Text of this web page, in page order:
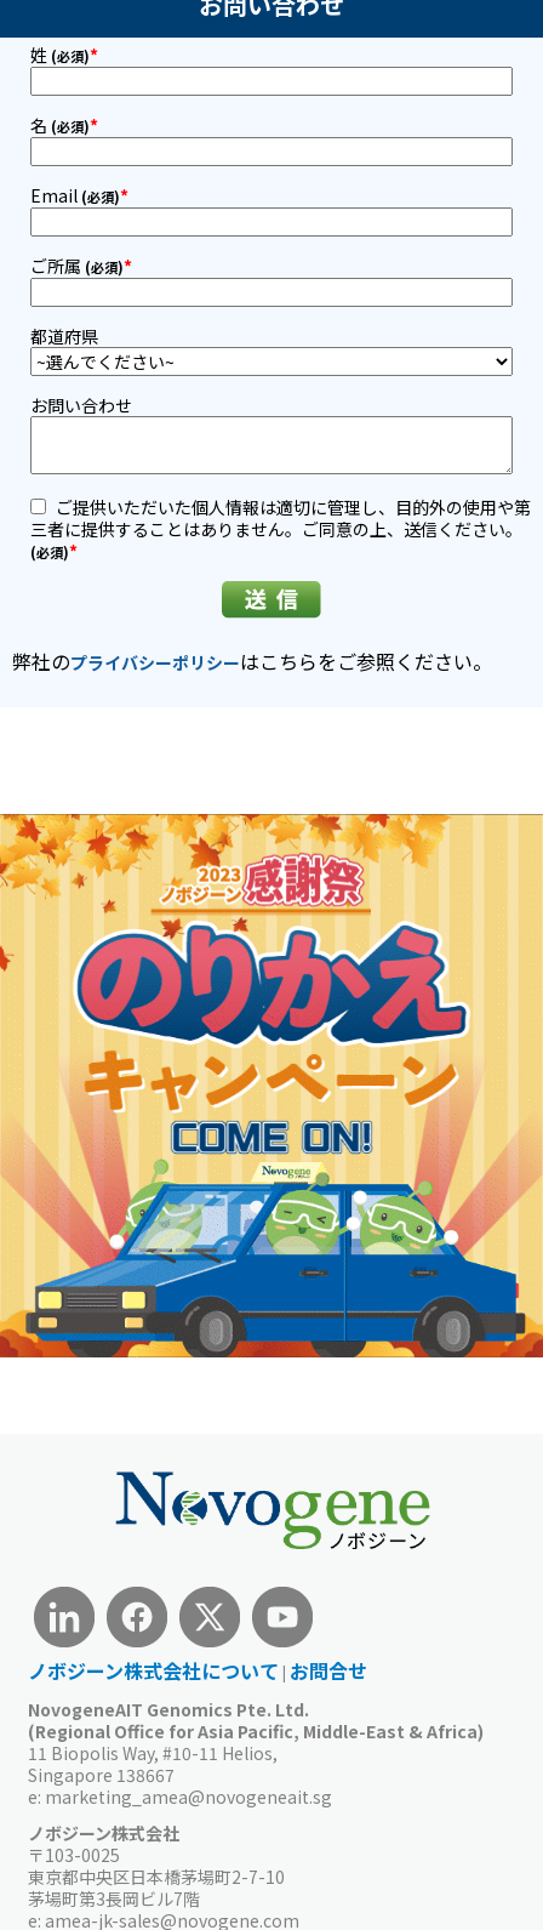
ノボジーン株式会社について | お問合せ
NovogeneAIT Genomics Pte. Ltd.
(Regional Office for Asia Pacific, Middle-East & Africa)
11 Biopolis Way, #10-11 Helios,
Singapore 138667
e: marketing_amea@novogeneait.sg
ノボジーン株式会社
〒103-0025
東京都中央区日本橋茅場町2-7-10
茅場町第3長岡ビル7階
e: amea-jk-sales@novogene.com